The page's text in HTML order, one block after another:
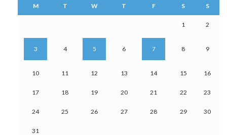
M T W T F S S
1 2
3 4 5 6 7 8 9
10 11 12 13 14 15 16
17 18 19 20 21 22 23
24 25 26 27 28 29 30
31